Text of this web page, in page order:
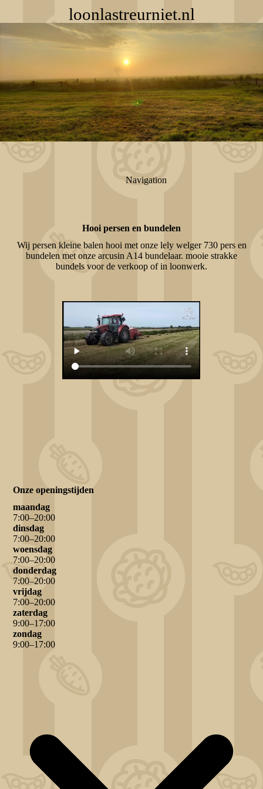
loonlastreurniet.nl
Navigation
Hooi persen en bundelen
Wij persen kleine balen hooi met onze lely welger 730 pers en
bundelen met onze arcusin A14 bundelaar. mooie strakke
bundels voor de verkoop of in loonwerk.
Onze openingstijden
maandag
7:00–20:00
dinsdag
7:00–20:00
woensdag
7:00–20:00
donderdag
7:00–20:00
vrijdag
7:00–20:00
zaterdag
9:00–17:00
zondag
9:00–17:00